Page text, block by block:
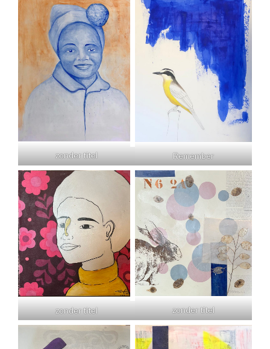
zonder titel Remember
zonder titel zonder titel